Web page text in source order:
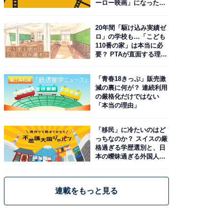
ーロー映画」になった理
20年間「駆け込み実績ゼ
ロ」の学校も…「こども
110番の家」は本当に必
要？ PTAが直面する理想
「青春18きっぷ」販売激
減の裏に何が？ 連続利用
の厳格化だけではない
「本当の理由」
「移民」に冷たいのはど
っちなのか？ スイスの厳
格過ぎる学歴選別と、日
本の曖昧過ぎる外国人政
連載をもっと見る